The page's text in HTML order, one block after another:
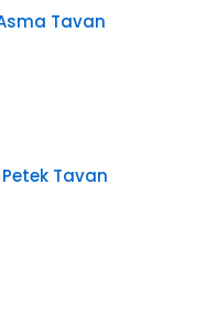
Tavan
Tavan